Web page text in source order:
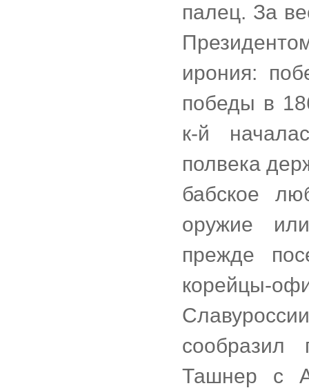
палец. За
ирония:
победы в
к-й
полвека
бабское
оружие
прежде
корейцы-
сообразил
Ташнер с